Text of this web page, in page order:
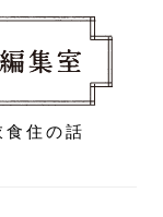
住の話